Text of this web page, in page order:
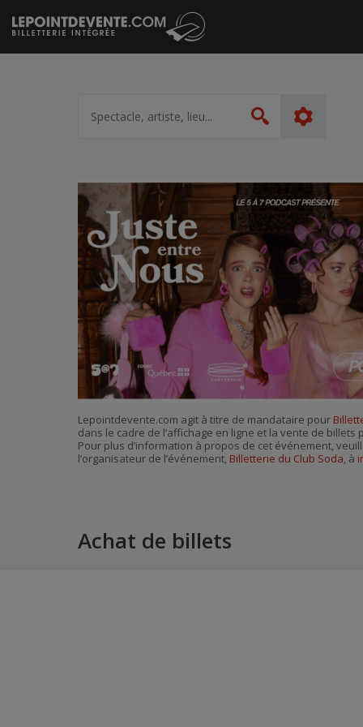
Passer
au
contenu
artiste,
lieu...
Rechercher
Lepointdevente.com agit à titre de mandataire pour
dans le cadre de l’affichage en ligne et la vente de billets
Pour plus d’information à propos de cet événement,
l’organisateur de l’événement, Billetterie du Club Soda, à
Achat de billets